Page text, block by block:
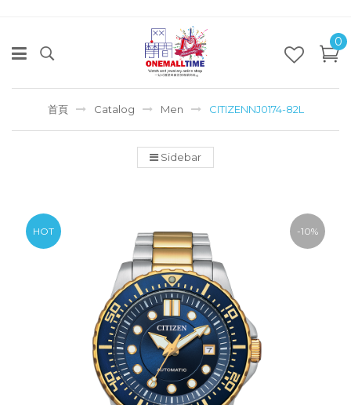
0
首頁 Catalog Men CITIZENNJ0174-82L
Sidebar
HOT -10%